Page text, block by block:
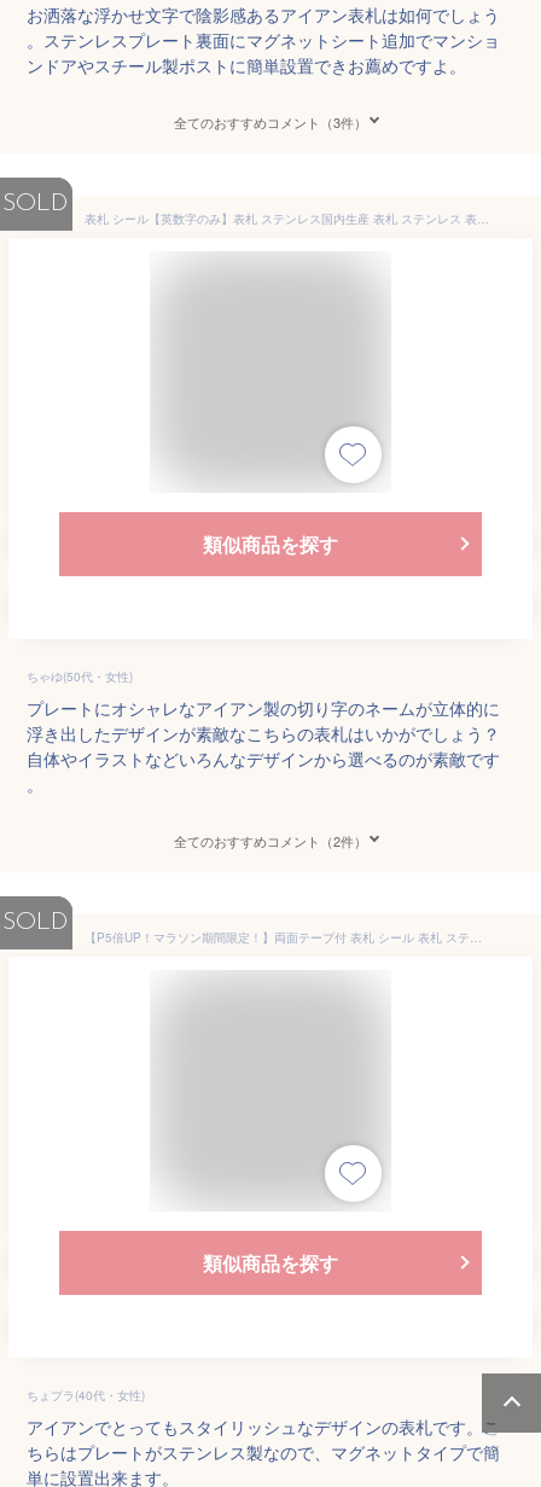
お洒落な浮かせ文字で陰影感あるアイアン表札は如何でしょう
。ステンレスプレート裏面にマグネットシート追加でマンショ
ンドアやスチール製ポストに簡単設置できお薦めですよ。
全てのおすすめコメント（3件）
SOLD
表札 シール【英数字のみ】表札 ステンレス国内生産 表札 ステンレス 表札 アイアン 家族 サイン 表札 マグネット 英字 表札 北欧 表札 ひょうさつ 表札 おしゃれ ステンレス アルファベット 切り文字 リフォーム 表札 北欧 表札 戸建 ポスト 表札 シール cx-sus-aku
類似商品を探す
ちゃゆ(50代・女性)
プレートにオシャレなアイアン製の切り字のネームが立体的に
浮き出したデザインが素敵なこちらの表札はいかがでしょう？
自体やイラストなどいろんなデザインから選べるのが素敵です
。
全てのおすすめコメント（2件）
SOLD
【P5倍UP！マラソン期間限定！】両面テープ付 表札 シール 表札 ステンレス 表札 マグネット マンション 表札 全4サイズ【ミニ表札】ネームプレート 戸建て 機能門柱対応 表札 サイズ オーダー シール 表札 おしゃれ 表札 切り文字 国内生産 gs-nmpl-1013-a
類似商品を探す
ちょプラ(40代・女性)
アイアンでとってもスタイリッシュなデザインの表札です。こ
ちらはプレートがステンレス製なので、マグネットタイプで簡
単に設置出来ます。